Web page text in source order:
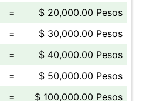
=
$ 20,000.00 Pesos
=
$ 30,000.00 Pesos
=
$ 40,000.00 Pesos
=
$ 50,000.00 Pesos
= $ 100,000.00 Pesos